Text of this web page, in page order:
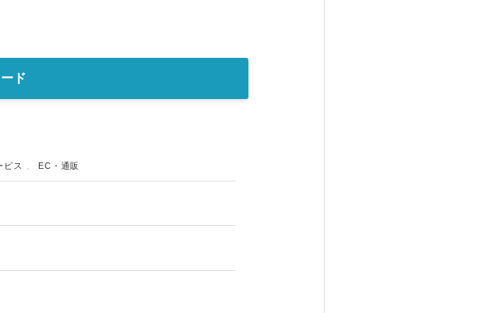
ド
ビス EC・通販